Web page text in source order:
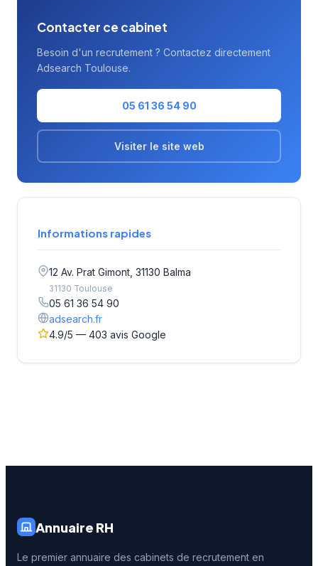
Contacter ce cabinet
Besoin d'un recrutement ? Contactez directement
Adsearch Toulouse.
05 61 36 54 90
Visiter le site web
Informations rapides
12 Av. Prat Gimont, 31130 Balma
31130 Toulouse
05 61 36 54 90
adsearch.fr
4.9/5 — 403 avis Google
Annuaire RH
Le premier annuaire des cabinets de recrutement en